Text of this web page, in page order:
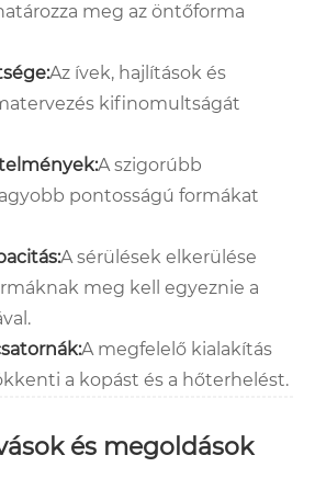
meg az öntőforma
Az ívek, hajlítások és
kifinomultságát
A szigorúbb
pontosságú formákat
A sérülések elkerülése
meg kell egyeznie a
A megfelelő kialakítás
a kopást és a hőterhelést.
és megoldások